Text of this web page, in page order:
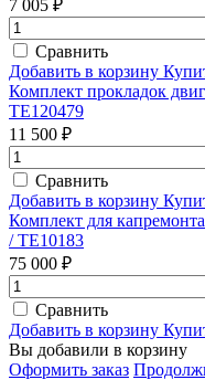
7 005 ₽
Сравнить
Добавить в корзину
Комплект прокладок
TE120479
11 500 ₽
Сравнить
Добавить в корзину
Комплект для
/ TE10183
75 000 ₽
Сравнить
Добавить в корзину
Вы добавили в корзину
Оформить заказ